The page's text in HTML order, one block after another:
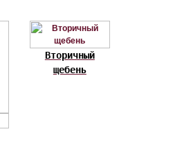
Вторичный
щебень